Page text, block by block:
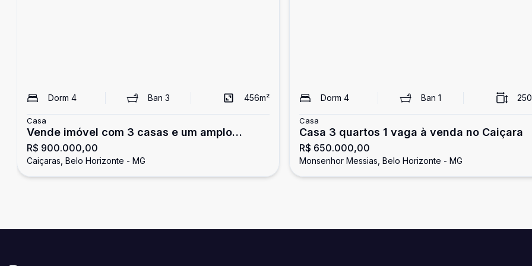
Dorm 4 Ban3 456m²
Casa
Vende imóvel com 3 casas e um amplo
galpão Caiçara
R$ 900.000,00
Caiçaras, Belo Horizonte - MG
Dorm 4 Ban1 250
Casa
Casa 3 quartos 1 vaga à venda no Caiçara
R$ 650.000,00
Monsenhor Messias, Belo Horizonte - MG